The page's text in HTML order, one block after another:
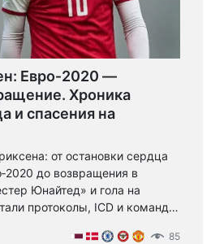
Евро‑2020 —
Хроника
и спасения на
от остановки сердца
до возвращения в
Юнайтед» и гола на
протоколы, ICD и команда
85